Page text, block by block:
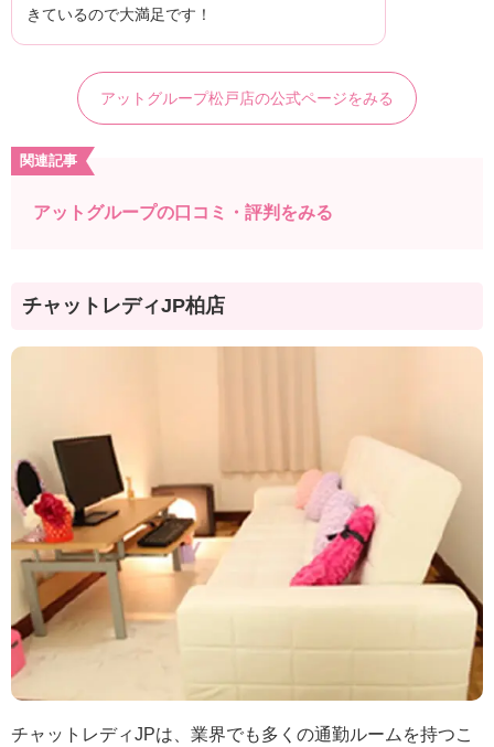
きているので大満足です！
アットグループ松戸店の公式ページをみる
関連記事
アットグループの口コミ・評判をみる
チャットレディJP柏店
チャットレディJPは、業界でも多くの通勤ルームを持つこ